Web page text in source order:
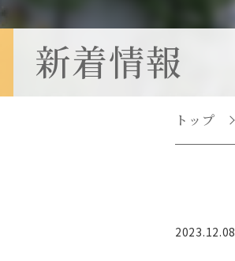
地域共生
点
権利擁護教
ンター
臨床心理教
（心理教育
医療介護
新着情報
トップ
2023.12.08